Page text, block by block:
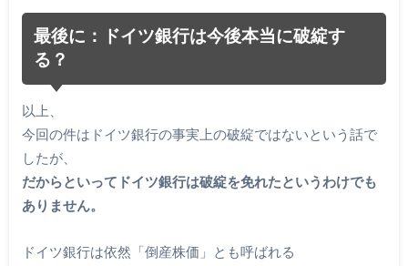
最後に：ドイツ銀行は今後本当に破綻す
る？
以上、
今回の件はドイツ銀行の事実上の破綻ではないという話で
したが、
だからといってドイツ銀行は破綻を免れたというわけでも
ありません。
ドイツ銀行は依然「倒産株価」とも呼ばれる